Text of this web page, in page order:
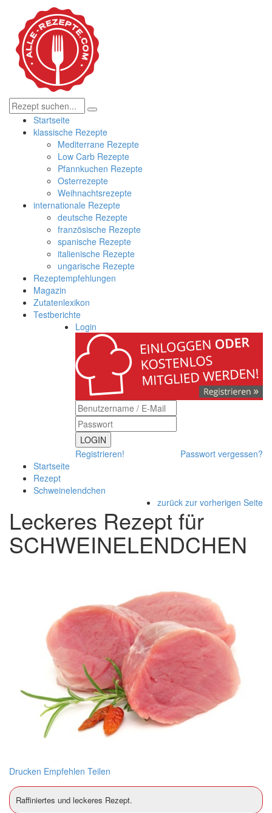
Startseite
klassische Rezepte
Mediterrane Rezepte
Low Carb Rezepte
Pfannkuchen Rezepte
Osterrezepte
Weihnachtsrezepte
internationale Rezepte
deutsche Rezepte
französische Rezepte
spanische Rezepte
italienische Rezepte
ungarische Rezepte
Rezeptempfehlungen
Magazin
Zutatenlexikon
Testberichte
Login
LOGIN
Registrieren!
Passwort vergessen?
Startseite
Rezept
Schweinelendchen
zurück zur vorherigen Seite
Leckeres Rezept für
SCHWEINELENDCHEN
Drucken Empfehlen Teilen
Raffiniertes und leckeres Rezept.